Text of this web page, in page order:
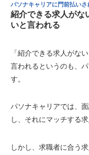
パソナキャリアに門前払い
紹介できる求人がな
いと言われる
「紹介できる求人がな
言われるというのも、
す。
パソナキャリアでは、
し、それにマッチする
しかし、求職者に合う